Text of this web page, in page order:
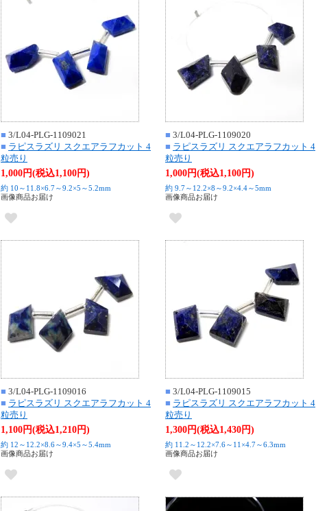
■ 3/L04-PLG-1109021
■ ラピスラズリ スクエアラフカット 4
粒売り
1,000円(税込1,100円)
約 10～11.8×6.7～9.2×5～5.2mm
画像商品お届け
■ 3/L04-PLG-1109020
■ ラピスラズリ スクエアラフカット 4
粒売り
1,000円(税込1,100円)
約 9.7～12.2×8～9.2×4.4～5mm
画像商品お届け
■ 3/L04-PLG-1109016
■ ラピスラズリ スクエアラフカット 4
粒売り
1,100円(税込1,210円)
約 12～12.2×8.6～9.4×5～5.4mm
画像商品お届け
■ 3/L04-PLG-1109015
■ ラピスラズリ スクエアラフカット 4
粒売り
1,300円(税込1,430円)
約 11.2～12.2×7.6～11×4.7～6.3mm
画像商品お届け